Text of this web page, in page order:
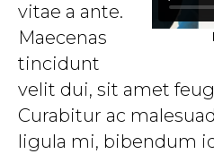
vitae a ante.
Maecenas
tincidunt
velit dui, sit amet
Curabitur ac
ligula mi, bibendum